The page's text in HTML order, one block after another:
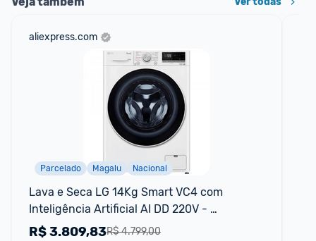
aliexpress.com
Parcelado Magalu Nacional
Lava e Seca LG 14Kg Smart VC4 com
Inteligência Artificial AI DD 220V -
CV5014WC4
R$ 4.799,00
R$3.809,83